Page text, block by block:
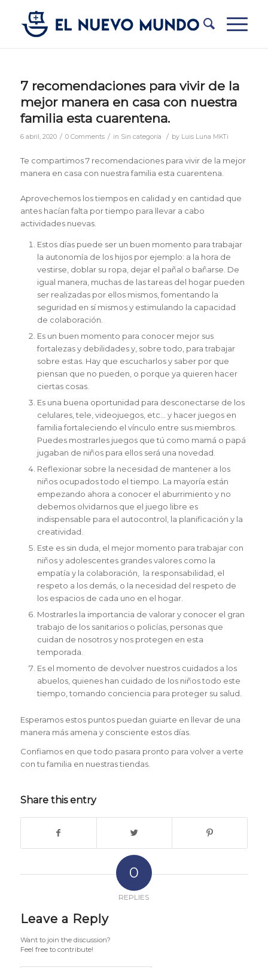
7 recomendaciones para vivir de la
mejor manera en casa con nuestra
familia esta cuarentena.
6 abril, 2020 / 0 Comments / in Sin categoría / by Luis Luna MKTi
Te compartimos 7 recomendaciones para vivir de la mejor
manera en casa con nuestra familia esta cuarentena.
Aprovechemos los tiempos en calidad y en cantidad que
antes hacían falta por tiempo para llevar a cabo
actividades nuevas.
Estos días puede ser un buen momento para trabajar
la autonomía de los hijos por ejemplo: a la hora de
vestirse, doblar su ropa, dejar el pañal o bañarse. De
igual manera, muchas de las tareas del hogar pueden
ser realizadas por ellos mismos, fomentando la
seguridad en sí mismos y estimulando la capacidad
de colaboración.
Es un buen momento para conocer mejor sus
fortalezas y debilidades y, sobre todo, para trabajar
sobre estas. Hay que escucharlos y saber por que
piensan que no pueden, o porque ya quieren hacer
ciertas cosas.
Es una buena oportunidad para desconectarse de los
celulares, tele, videojuegos, etc… y hacer juegos en
familia fortaleciendo el vínculo entre sus miembros.
Puedes mostrarles juegos que tú como mamá o papá
jugaban de niños para ellos será una novedad.
Reflexionar sobre la necesidad de mantener a los
niños ocupados todo el tiempo. La mayoría están
empezando ahora a conocer el aburrimiento y no
debemos olvidarnos que el juego libre es
indispensable para el autocontrol, la planificación y la
creatividad.
Este es sin duda, el mejor momento para trabajar con
niños y adolescentes grandes valores como la
empatía y la colaboración, la responsabilidad, el
respeto a los demás, o la necesidad del respeto de
los espacios de cada uno en el hogar.
Mostrarles la importancia de valorar y conocer el gran
trabajo de los sanitarios o policías, personas que
cuidan de nosotros y nos protegen en esta
temporada.
Es el momento de devolver nuestros cuidados a los
abuelos, quienes han cuidado de los niños todo este
tiempo, tomando conciencia para proteger su salud.
Esperamos estos puntos puedan guiarte en llevar de una
manera más amena y consciente estos días.
Confiamos en que todo pasara pronto para volver a verte
con tu familia en nuestras tiendas.
Share this entry
0
REPLIES
Leave a Reply
Want to join the discussion?
Feel free to contribute!